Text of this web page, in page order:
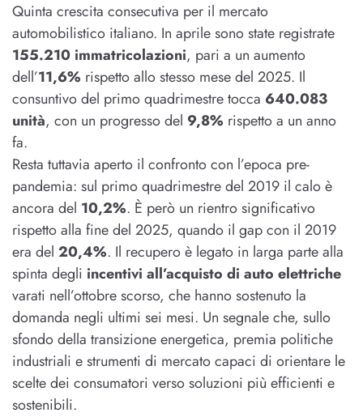
Quinta crescita consecutiva per il mercato
automobilistico italiano. In aprile sono state registrate
155.210 immatricolazioni, pari a un aumento
dell’11,6% rispetto allo stesso mese del 2025. Il
consuntivo del primo quadrimestre tocca 640.083
unità, con un progresso del 9,8% rispetto a un anno
fa.
Resta tuttavia aperto il confronto con l’epoca pre-
pandemia: sul primo quadrimestre del 2019 il calo è
ancora del 10,2%. È però un rientro significativo
rispetto alla fine del 2025, quando il gap con il 2019
era del 20,4%. Il recupero è legato in larga parte alla
spinta degli incentivi all’acquisto di auto elettriche
varati nell’ottobre scorso, che hanno sostenuto la
domanda negli ultimi sei mesi. Un segnale che, sullo
sfondo della transizione energetica, premia politiche
industriali e strumenti di mercato capaci di orientare le
scelte dei consumatori verso soluzioni più efficienti e
sostenibili.